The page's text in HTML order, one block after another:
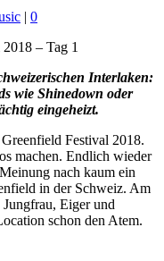
| 0
Interlaken:
wie Shinedown oder
eingeheizt.
Festival 2018.
machen. Endlich wieder
nach kaum ein
in der Schweiz. Am
Eiger und
schon den Atem.